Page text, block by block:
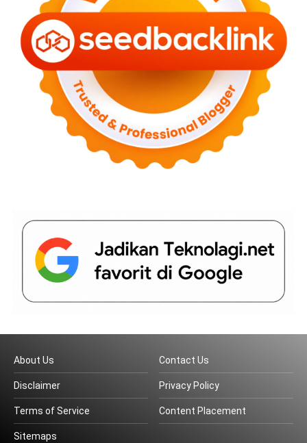
About Us Contact Us
Disclaimer Privacy Policy
Terms of Service Content Placement
Sitemaps